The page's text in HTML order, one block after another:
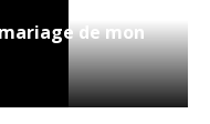
de mon